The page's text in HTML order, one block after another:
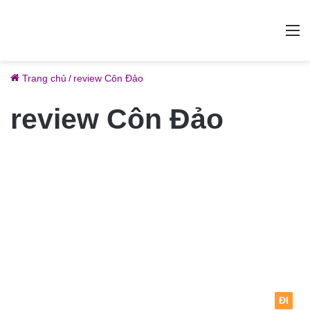
Trang chủ / review Côn Đảo
review Côn Đảo
ĐI